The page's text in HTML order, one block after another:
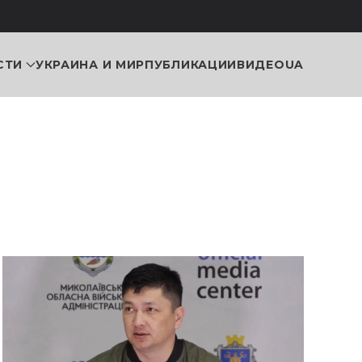
УКРАИНА И МИРПУБЛИКАЦИИВИДЕОUA